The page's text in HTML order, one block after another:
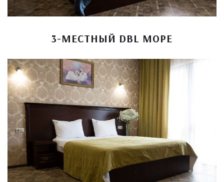
3-МЕСТНЫЙ DBL МОРЕ